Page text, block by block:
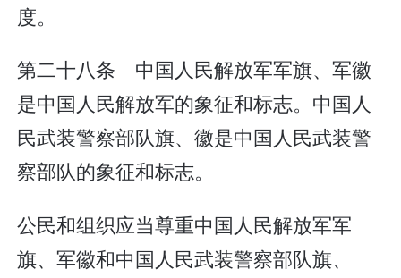
度。
第二十八条 中国人民解放军军旗、军徽
是中国人民解放军的象征和标志。中国人
民武装警察部队旗、徽是中国人民武装警
察部队的象征和标志。
公民和组织应当尊重中国人民解放军军
旗、军徽和中国人民武装警察部队旗、